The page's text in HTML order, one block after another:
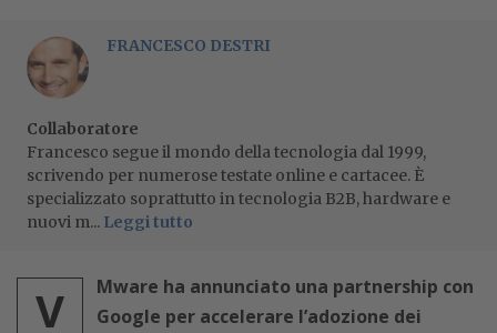
FRANCESCO DESTRI
Collaboratore
Francesco segue il mondo della tecnologia dal 1999,
scrivendo per numerose testate online e cartacee. È
specializzato soprattutto in tecnologia B2B, hardware e
nuovi m... Leggi tutto
V
Mware ha annunciato una partnership con
Google per accelerare l’adozione dei